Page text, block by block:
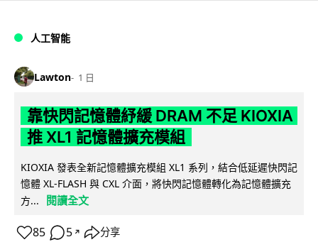
人工智能
Lawton 1 日
靠快閃記憶體紓緩 DRAM 不足 KIOXIA
推 XL1 記憶體擴充模組
KIOXIA 發表全新記憶體擴充模組 XL1 系列，結合低延遲快閃記
憶體 XL-FLASH 與 CXL 介面，將快閃記憶體轉化為記憶體擴充
方...
閱讀全文
85 5 ↗ 分享